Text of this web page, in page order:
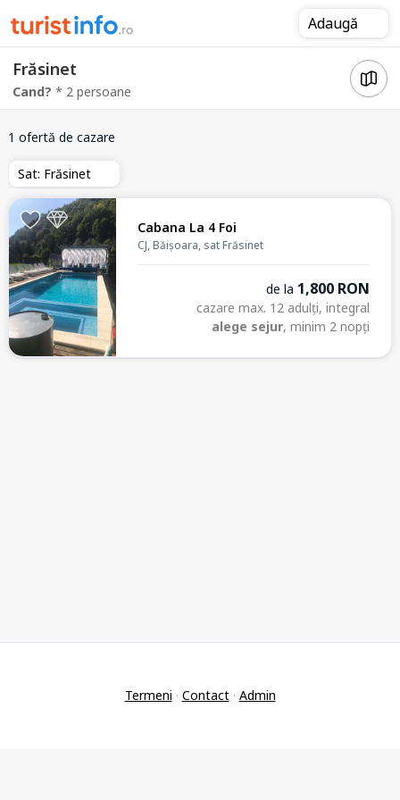
Adaugă
Frăsinet
Cand? * 2 persoane
1 ofertă de cazare
Sat: Frăsinet
Cabana La 4 Foi
CJ, Băișoara, sat Frăsinet
de la 1,800 RON
cazare max. 12 adulți, integral
alege sejur, minim 2 nopți
Termeni · Contact· Admin